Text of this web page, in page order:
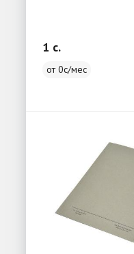
1 c.
от 0с/мес